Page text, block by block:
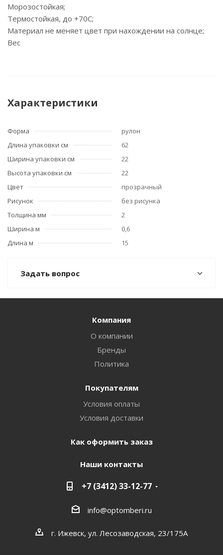
Морозостойкая;
Термостойкая, до +70С;
Материал не меняет цвет при нахождении на солнце;
Вес
Характеристики
Форма
рулон
Длина упаковки см
62
Ширина упаковки см
22
Высота упаковки см
22
Цвет
прозрачный
Рисунок
без рисунка
Толщина мм
2
Ширина м
0,6
Длина м
15
Задать вопрос
Компания
О компании
Бренды
Политика
Покупателям
Условия оплаты
Условия доставки
Как оформить заказ
Наши контакты
+7 (3412) 33-12-77
info@optomberi.ru
г. Ижевск, ул. Лесозаводская, 23/175А